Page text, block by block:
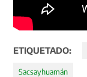
ETIQUETADO:
Sacsayhuamán